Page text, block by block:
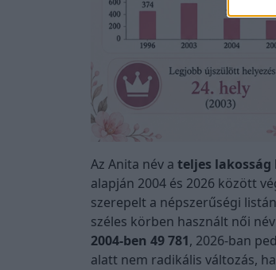
Az Anita név a teljes
alapján 2004 és 2026 között
szerepelt a népszerűségi
széles körben használt női
2004-ben 49 781, 2026-ban
alatt nem radikális változás,